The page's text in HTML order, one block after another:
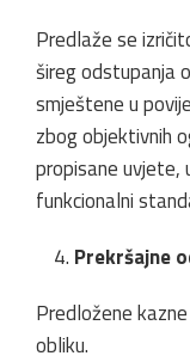
Predlaže se
šireg odstupanja
smještene u
zbog objektivnih
propisane uvjete,
funkcionalni
Prekršajne
Predložene
obliku.